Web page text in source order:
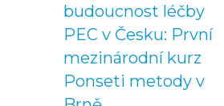
budoucnost léčby
PEC v Česku: První
mezinárodní kurz
Ponseti metody v